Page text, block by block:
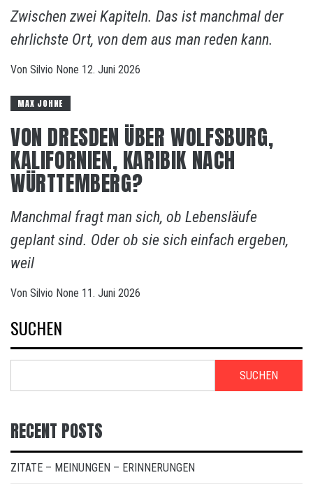
Zwischen zwei Kapiteln. Das ist manchmal der
ehrlichste Ort, von dem aus man reden kann.
Von Silvio None 12. Juni 2026
MAX JOHNE
VON DRESDEN ÜBER WOLFSBURG,
KALIFORNIEN, KARIBIK NACH
WÜRTTEMBERG?
Manchmal fragt man sich, ob Lebensläufe
geplant sind. Oder ob sie sich einfach ergeben,
weil
Von Silvio None 11. Juni 2026
SUCHEN
SUCHEN
RECENT POSTS
ZITATE – MEINUNGEN – ERINNERUNGEN